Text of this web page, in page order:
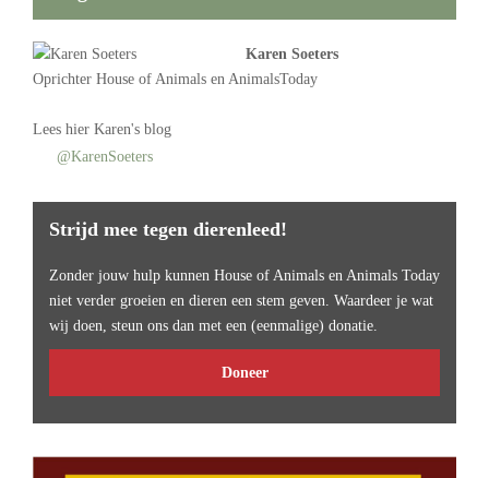
Karen Soeters
Oprichter House of Animals en AnimalsToday
Lees hier Karen's blog
@KarenSoeters
Strijd mee tegen dierenleed!
Zonder jouw hulp kunnen House of Animals en Animals Today
niet verder groeien en dieren een stem geven. Waardeer je wat
wij doen, steun ons dan met een (eenmalige) donatie.
Doneer